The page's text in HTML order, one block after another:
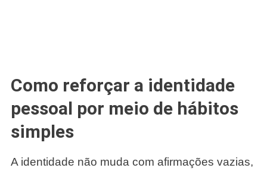
Como reforçar a identidade
pessoal por meio de hábitos
simples
A identidade não muda com afirmações vazias,